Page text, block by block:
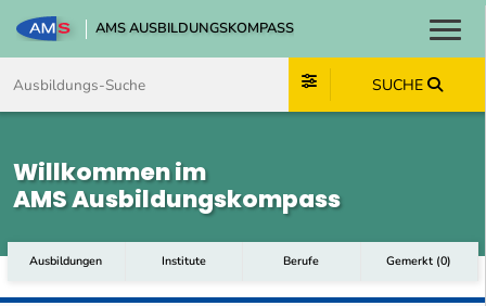
AMS AUSBILDUNGSKOMPASS
SUCHE
Willkommen im
AMS Ausbildungskompass
Ausbildungen Institute Berufe Gemerkt (0)